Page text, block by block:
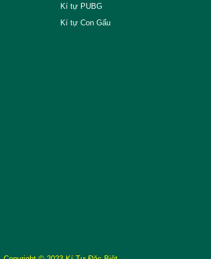
Kí tự PUBG
Kí tự Con Gấu